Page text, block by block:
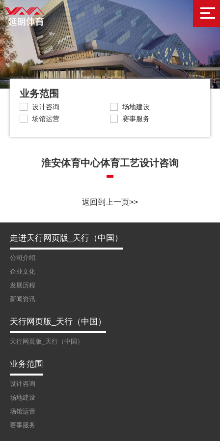
业务范围
设计咨询
场地建设
场馆运营
赛事服务
淮安体育中心体育工艺设计咨询
返回到上一页>>
走进天行网页版_天行（中国）
公司介绍
企业文化
发展历程
新闻资讯
天行网页版_天行（中国）
天行网页版_天行（中国）
业务范围
设计咨询
场地建设
场馆运营
赛事服务